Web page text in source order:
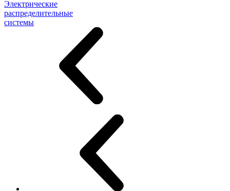
Электрические
распределительные
системы